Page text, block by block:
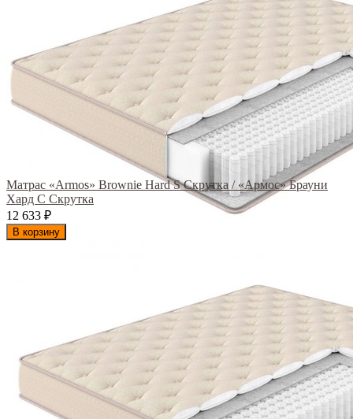
Матрас «Armos» Brownie Hard S Скрутка / «Армос» Брауни
Хард С Скрутка
12 633 ₽
В корзину